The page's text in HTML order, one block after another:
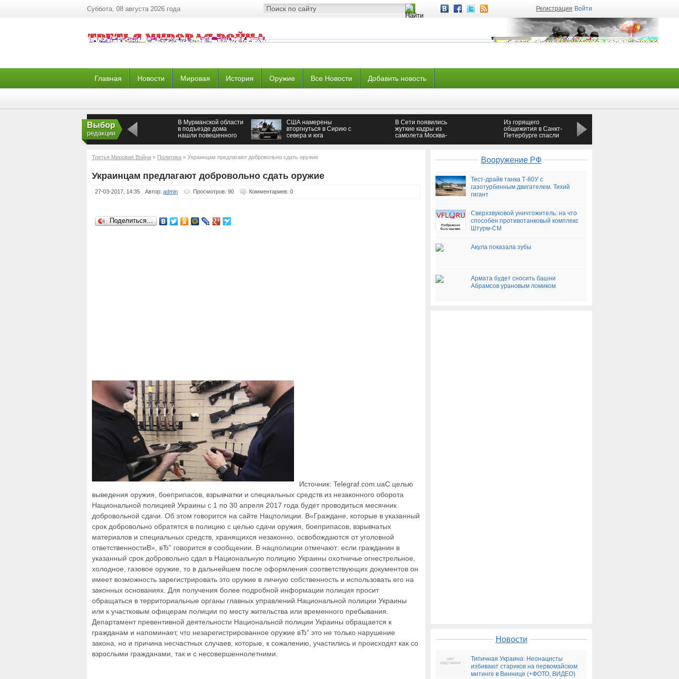
Суббота, 08 августа 2026 года Регистрация Войти
Главная Новости Мировая История Оружие Все Новости Добавить новость
Выбор
редакции
В Мурманской области
в подъезде дома
нашли повешенного
США намерены
вторгнуться в Сирию с
севера и юга
В Сети появились
жуткие кадры из
самолета Москва-
Из горящего
общежития в Санкт-
Петербурге спасли
Третья Мировая Война » Политика » Украинцам предлагают добровольно сдать оружие
Украинцам предлагают добровольно сдать оружие
27-03-2017, 14:35 Автор: admin Просмотров: 90 Комментариев: 0
Поделиться…
Источник: Telegraf.com.uaС целью
выведения оружия, боеприпасов, взрывчатки и специальных средств из незаконного оборота
Национальной полицией Украины с 1 по 30 апреля 2017 года будет проводиться месячник
добровольной сдачи. Об этом говорится на сайте Нацполиции. В«Граждане, которые в указанный
срок добровольно обратятся в полицию с целью сдачи оружия, боеприпасов, взрывчатых
материалов и специальных средств, хранящихся незаконно, освобождаются от уголовной
ответственностиВ», вЂ” говорится в сообщении. В нацполиции отмечают: если гражданин в
указанный срок добровольно сдал в Национальную полицию Украины охотничье огнестрельное,
холодное, газовое оружие, то в дальнейшем после оформления соответствующих документов он
имеет возможность зарегистрировать это оружие в личную собственность и использовать его на
законных основаниях. Для получения более подробной информации полиция просит
обращаться в территориальные органы главных управлений Национальной полиции Украины
или к участковым офицерам полиции по месту жительства или временного пребывания.
Департамент превентивной деятельности Национальной полиции Украины обращается к
гражданам и напоминает, что незарегистрированное оружие вЂ” это не только нарушение
закона, но и причина несчастных случаев, которые, к сожалению, участились и происходят как со
взрослыми гражданами, так и с несовершеннолетними.
Вооружение РФ
Тест-драйв танка Т-80У с
газотурбинным двигателем. Тихий
гигант
Сверхзвуковой уничтожитель: на что
способен противотанковый комплекс
Штурм-СМ
Акула показала зубы
Армата будет сносить башни
Абрамсов урановым ломиком
Новости
Типичная Украина: Неонацисты
избивают стариков на первомайском
митинге в Виннице (+ФОТО, ВИДЕО)